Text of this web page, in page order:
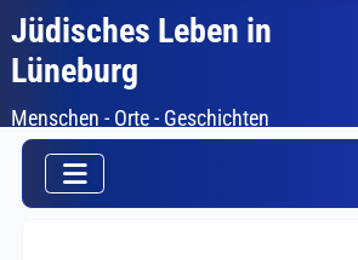
Jüdisches Leben in
Lüneburg
Menschen - Orte - Geschichten